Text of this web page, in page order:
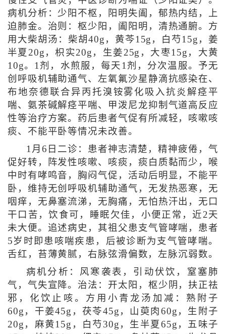
病机分析：少阳不枢，阳明失阖，郁热内结，上
迫肺金。治则：枢少阳，阖阳明，清热通腑。方
用大柴胡汤：柴胡40g，黄芩15g，白芍15g，姜
半夏20g，枳实20g，生姜25g，大枣15g，大黄
10g。1剂，水煎服，每天1剂，分次温服。予无
创呼吸机辅助通气、左氧氟沙星静滴抗感染在、
布地奈德联合异丙托溴铵雾化吸入抗炎解痉平
喘、氨茶碱解痉平喘、甲泼尼龙抑制气道高反应
性等治疗方案。药后患者气促有所减轻，咳嗽咳
痰、不能平卧等情况未改善。
1月6日二诊：患者神志清楚，精神疲倦，气
促好转，阵发性咳嗽、咳痰，痰白质黏而少，喉
中时有哮鸣音，胸闷气促，活动后明显，不能平
卧，维持无创呼吸机辅助通气，无发热恶寒，无
咽痒，无鼻塞流涕，无胸痛，无怕热汗出，无口
干口苦，饮食可，睡眠欠佳，小便正常，近2天
未大便。追述病史，其祖父患支气管哮喘，患者
5岁时即患咳喘疾患，后被诊断为支气管哮喘。
舌红，苔薄黄腻，右脉弦滑偏数，左脉沉弱数。
病机分析：风寒袭表，引动伏饮，窒塞肺
气，气失宣降。治法：开太阳，枢少阴，扶正祛
邪，化饮止咳。方用小青龙汤加减：熟附子
60g，干姜45g，茯苓45g，山萸肉60g，生附子
20g，麻黄15g，白芍30g，生半夏65g，五味子